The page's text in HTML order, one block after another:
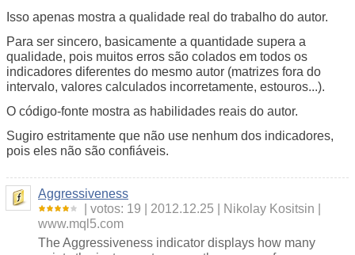
Isso apenas mostra a qualidade real do trabalho do autor.
Para ser sincero, basicamente a quantidade supera a
qualidade, pois muitos erros são colados em todos os
indicadores diferentes do mesmo autor (matrizes fora do
intervalo, valores calculados incorretamente, estouros...).
O código-fonte mostra as habilidades reais do autor.
Sugiro estritamente que não use nenhum dos indicadores,
pois eles não são confiáveis.
Aggressiveness
votos: 19
2012.12.25
Nikolay Kositsin
www.mql5.com
The Aggressiveness indicator displays how many